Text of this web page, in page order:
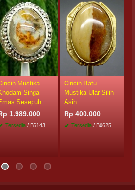
Mustika
Singa
Sesepuh
1.989.000
Tersedia / B6143
Cincin Batu
Mustika Ular Silih
Asih
Rp 400.000
Tersedia / B0625